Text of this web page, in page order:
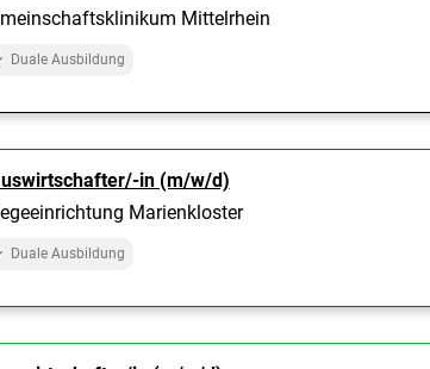
Mittelrhein
Duale Ausbildung
in (m/w/d)
Marienkloster
Duale Ausbildung